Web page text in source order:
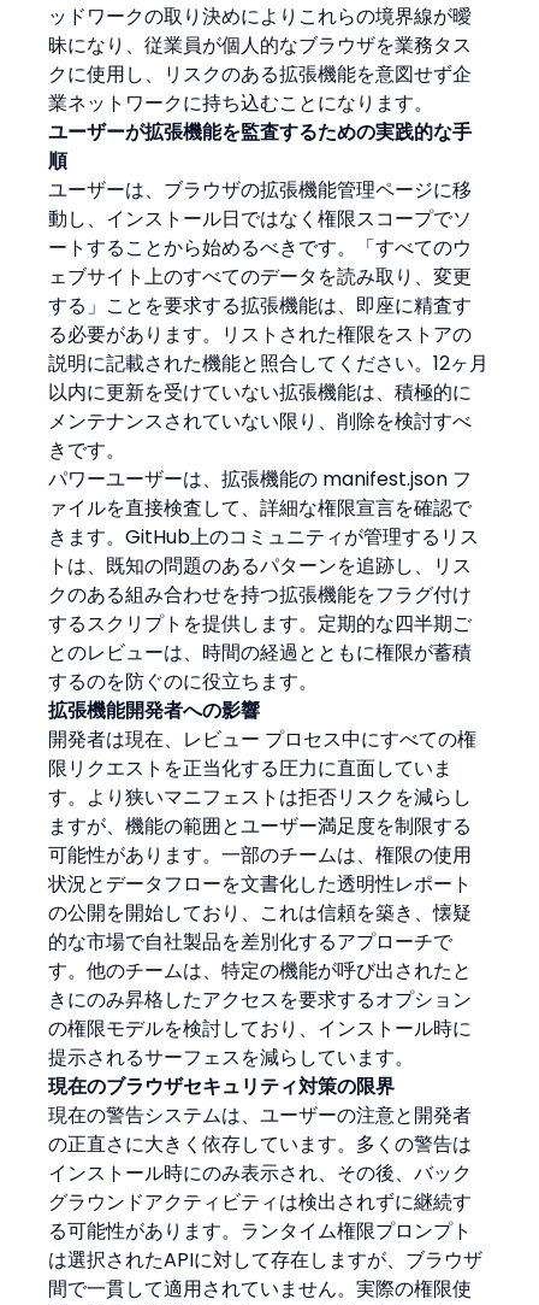
ッドワークの取り決めによりこれらの境界線が曖
昧になり、従業員が個人的なブラウザを業務タス
クに使用し、リスクのある拡張機能を意図せず企
業ネットワークに持ち込むことになります。
ユーザーが拡張機能を監査するための実践的な手
順
ユーザーは、ブラウザの拡張機能管理ページに移
動し、インストール日ではなく権限スコープでソ
ートすることから始めるべきです。「すべてのウ
ェブサイト上のすべてのデータを読み取り、変更
する」ことを要求する拡張機能は、即座に精査す
る必要があります。リストされた権限をストアの
説明に記載された機能と照合してください。12ヶ月
以内に更新を受けていない拡張機能は、積極的に
メンテナンスされていない限り、削除を検討すべ
きです。
パワーユーザーは、拡張機能の manifest.json フ
ァイルを直接検査して、詳細な権限宣言を確認で
きます。GitHub上のコミュニティが管理するリス
トは、既知の問題のあるパターンを追跡し、リス
クのある組み合わせを持つ拡張機能をフラグ付け
するスクリプトを提供します。定期的な四半期ご
とのレビューは、時間の経過とともに権限が蓄積
するのを防ぐのに役立ちます。
拡張機能開発者への影響
開発者は現在、レビュー プロセス中にすべての権
限リクエストを正当化する圧力に直面していま
す。より狭いマニフェストは拒否リスクを減らし
ますが、機能の範囲とユーザー満足度を制限する
可能性があります。一部のチームは、権限の使用
状況とデータフローを文書化した透明性レポート
の公開を開始しており、これは信頼を築き、懐疑
的な市場で自社製品を差別化するアプローチで
す。他のチームは、特定の機能が呼び出されたと
きにのみ昇格したアクセスを要求するオプション
の権限モデルを検討しており、インストール時に
提示されるサーフェスを減らしています。
現在のブラウザセキュリティ対策の限界
現在の警告システムは、ユーザーの注意と開発者
の正直さに大きく依存しています。多くの警告は
インストール時にのみ表示され、その後、バック
グラウンドアクティビティは検出されずに継続す
る可能性があります。ランタイム権限プロンプト
は選択されたAPIに対して存在しますが、ブラウザ
間で一貫して適用されていません。実際の権限使